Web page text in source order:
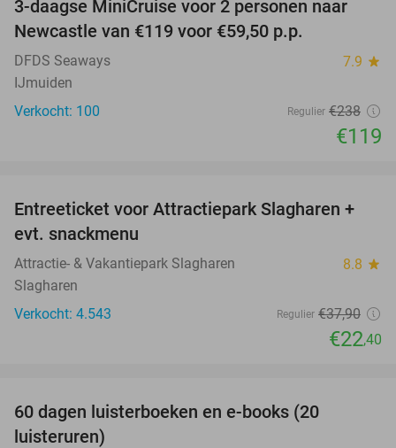
50%
3-daagse MiniCruise voor 2 personen naar
Newcastle van €119 voor €59,50 p.p.
DFDS Seaways 7.9 star
IJmuiden
Verkocht: 100
Regulier €238
€119
41%
Entreeticket voor Attractiepark Slagharen +
evt. snackmenu
Attractie- & Vakantiepark Slagharen 8.8 star
Slagharen
Verkocht: 4.543
Regulier €37,90
€22,40
60 dagen luisterboeken en e-books (20
luisteruren)